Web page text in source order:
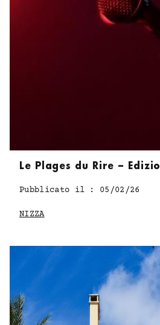
Le Plages du Rire –
Pubblicato il : 05/02/26
NIZZA